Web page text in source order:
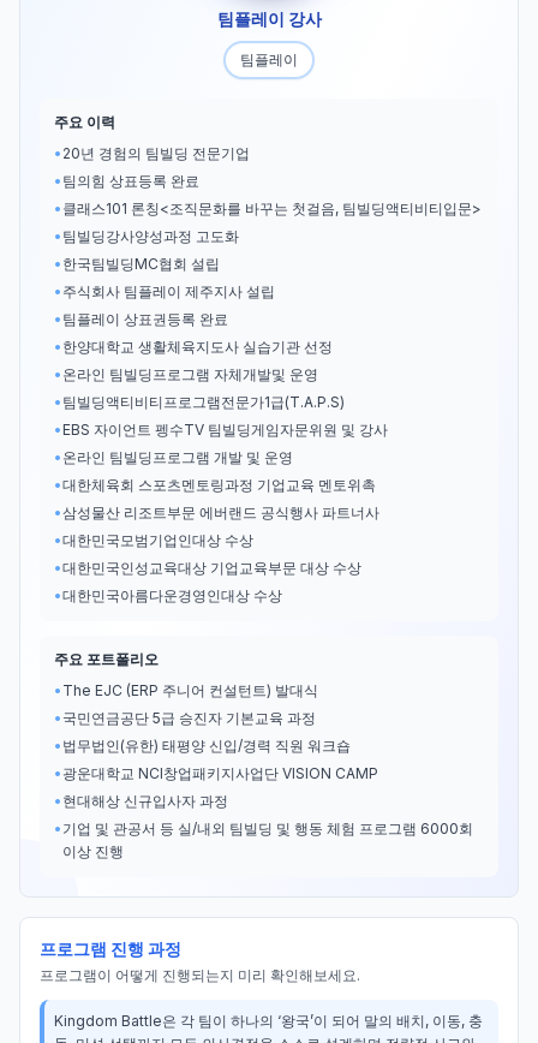
팀플레이 강사
팀플레이
주요 이력
• 20년 경험의 팀빌딩 전문기업
• 팀의힘 상표등록 완료
• 클래스101 론칭<조직문화를 바꾸는 첫걸음, 팀빌딩액티비티입문>
• 팀빌딩강사양성과정 고도화
• 한국팀빌딩MC협회 설립
• 주식회사 팀플레이 제주지사 설립
• 팀플레이 상표권등록 완료
• 한양대학교 생활체육지도사 실습기관 선정
• 온라인 팀빌딩프로그램 자체개발및 운영
• 팀빌딩액티비티프로그램전문가1급(T.A.P.S)
•EBS 자이언트 펭수TV 팀빌딩게임자문위원 및 강사
• 온라인 팀빌딩프로그램 개발 및 운영
•대한체육회 스포츠멘토링과정 기업교육 멘토위촉
•삼성물산 리조트부문 에버랜드 공식행사 파트너사
•대한민국모범기업인대상 수상
•대한민국인성교육대상 기업교육부문 대상 수상
•대한민국아름다운경영인대상 수상
주요 포트폴리오
• The EJC (ERP 주니어 컨설턴트) 발대식
• 국민연금공단 5급 승진자 기본교육 과정
• 법무법인(유한) 태평양 신입​/경력 직원 워크숍
• 광운대학교 NCI창업패키지사업단 VISION CAMP
• 현대해상 신규입사자 과정
• 기업 및 관공서 등 실/내외 팀빌딩 및 행동 체험 프로그램 6000회
이상 진행
프로그램 진행 과정
프로그램이 어떻게 진행되는지 미리 확인해보세요.
Kingdom Battle은 각 팀이 하나의 ‘왕국’이 되어 말의 배치, 이동, 충